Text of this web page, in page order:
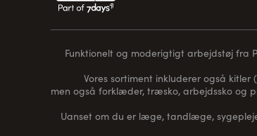
Funktionelt og moderigtigt arbejdstøj fra
Vores sortiment inkluderer også
men også forklæder, træsko, arbejdssko og
Uanset om du er læge, tandlæge,